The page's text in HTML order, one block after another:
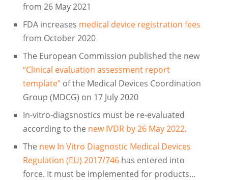
from 26 May 2021
FDA increases medical device registration fees
from October 2020
The European Commission published the new
“Clinical evaluation assessment report
template”of the Medical Devices Coordination
Group (MDCG) on 17 July 2020
In-vitro-diagsnostics must be re-evaluated
according to the new IVDR by 26 May 2022.
The new In Vitro Diagnostic Medical Devices
Regulation (EU) 2017/746has entered into
force. It must be implemented for products...